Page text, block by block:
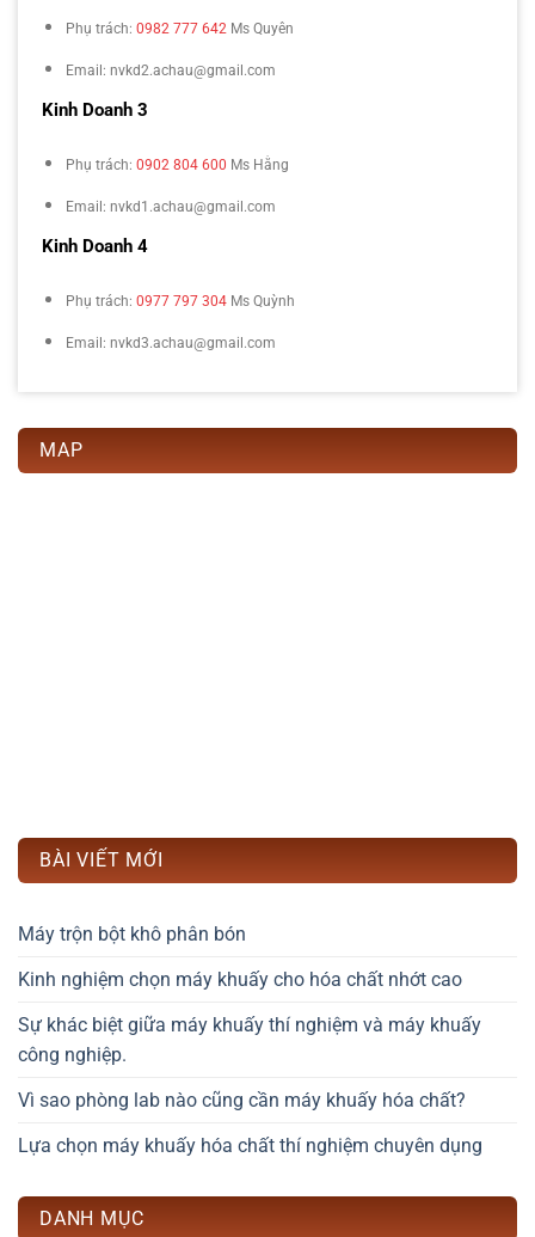
Phụ trách: 0982 777 642 Ms Quyên
Email: nvkd2.achau@gmail.com
Kinh Doanh 3
Phụ trách: 0902 804 600 Ms Hằng
Email: nvkd1.achau@gmail.com
Kinh Doanh 4
Phụ trách: 0977 797 304 Ms Quỳnh
Email: nvkd3.achau@gmail.com
MAP
BÀI VIẾT MỚI
Máy trộn bột khô phân bón
Kinh nghiệm chọn máy khuấy cho hóa chất nhớt cao
Sự khác biệt giữa máy khuấy thí nghiệm và máy khuấy
công nghiệp.
Vì sao phòng lab nào cũng cần máy khuấy hóa chất?
Lựa chọn máy khuấy hóa chất thí nghiệm chuyên dụng
DANH MỤC